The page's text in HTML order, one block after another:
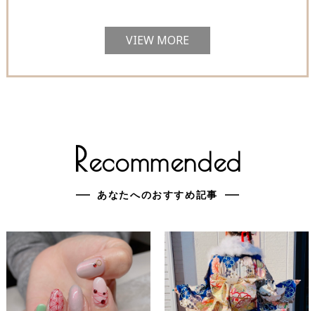
VIEW MORE
Recommended
あなたへのおすすめ記事